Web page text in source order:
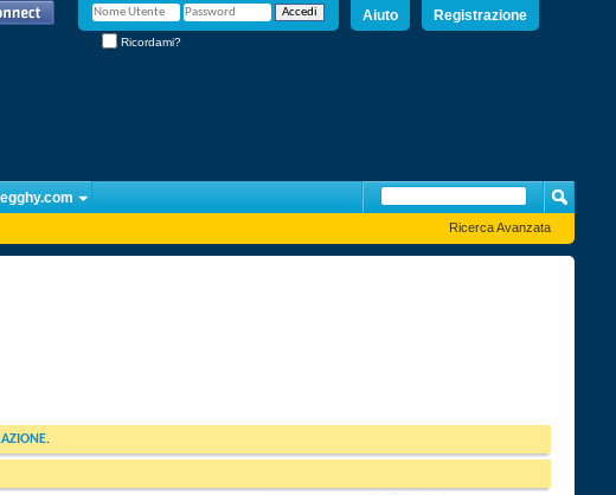
Registrazione
Aiuto
Ricordami?
Ricerca Avanzata
.